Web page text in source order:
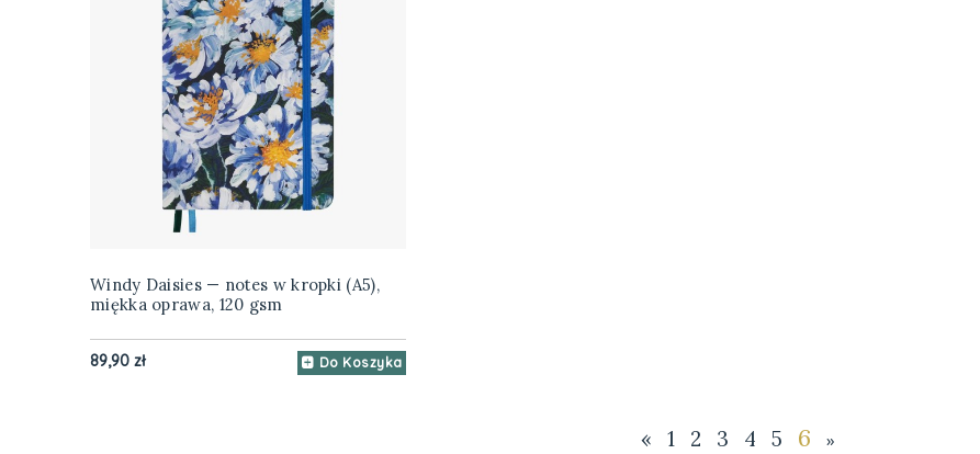
Windy Daisies — notes w kropki (A5),
miękka oprawa, 120 gsm
89,90 zł Do Koszyka
« 1 2 3 4 5 6 »